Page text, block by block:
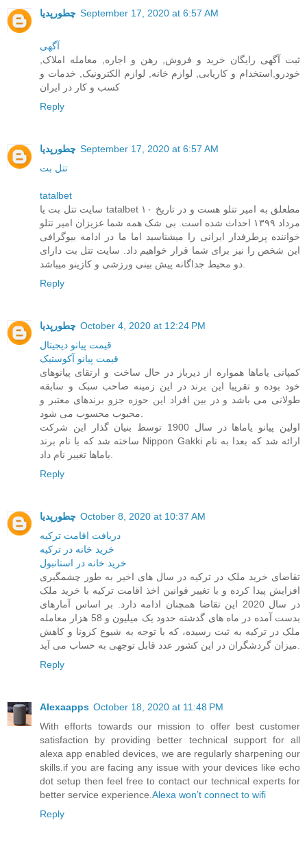
چطورپدیا September 17, 2020 at 6:57 AM
آگهی
ثبت آگهی رایگان خرید و فروش, رهن و اجاره, معامله املاک,
خودرو,استخدام و کاریابی, لوازم خانه, لوازم الکترونیک, خدمات و
کسب و کار در ایران
Reply
چطورپدیا September 17, 2020 at 6:57 AM
تتل بت
tatalbet
سایت تتل بت یا tatalbet مطعلق به امیر تتلو هست و در تاریخ ۱۰
مرداد ۱۳۹۹ احداث شده است. بی شک همه شما عزیزان امیر تتلو
خواننده پرطرفدار ایرانی را میشناسید اما ما در ادامه بیوگرافی
این شخص را نیز برای شما قرار خواهیم داد. سایت تتل بت دارای
Reply
چطورپدیا October 4, 2020 at 12:24 PM
قیمت پیانو دیجیتال
قیمت پیانو آکوستیک
کمپانی یاماها همواره از دیرباز در حال ساخت و ارتقای پیانو‌های
خود بوده و تقریبا این برند در این زمینه صاحب سبک و سابقه
طولانی می باشد و در بین افراد این حوزه جزو برندهای معتبر و
اولین پیانو یاماها در سال 1900 توسط بنیان گذار این شرکت
ساخته شد که با نام برند Nippon Gakki ارائه شد که بعدا به نام
Reply
چطورپدیا October 8, 2020 at 10:37 AM
دريافت اقامت ترکيه
خريد خانه در ترکيه
خريد خانه در استانبول
تقاضای خرید ملک در ترکیه در سال های اخیر به طور چشمگیری
افزایش پیدا کرده و با تغییر قوانین اخذ اقامت ترکیه با خرید ملک
در سال 2020 این تقاضا همچنان ادامه دارد. بر اساس آمارهای
بدست آمده در ماه های گذشته حدود یک میلیون و 58 هزار معامله
ملک در ترکیه به ثبت رسیده، که با توجه به شیوع کرونا و کاهش
Reply
Alexaapps October 18, 2020 at 11:48 PM
With efforts towards our mission to offer best customer
satisfaction by providing better technical support for all
alexa app enabled devices, we are regularly sharpening our
skills.if you are facing any issue with your devices like echo
dot setup then feel free to contact our technical experts for
better service experience. Alexa won’t connect to wifi
Reply